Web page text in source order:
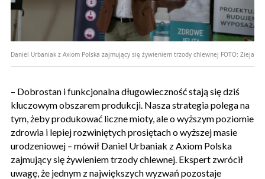
Daniel Urbaniak z Axiom Polska zajmujący się żywieniem trzody chlewnej FOTO: Zieja
– Dobrostan i funkcjonalna długowieczność stają się dziś
kluczowym obszarem produkcji. Nasza strategia polega na
tym, żeby produkować liczne mioty, ale o wyższym poziomie
zdrowia i lepiej rozwiniętych prosiętach o wyższej masie
urodzeniowej – mówił Daniel Urbaniak z Axiom Polska
zajmujący się żywieniem trzody chlewnej. Ekspert zwrócił
uwagę, że jednym z największych wyzwań pozostaje